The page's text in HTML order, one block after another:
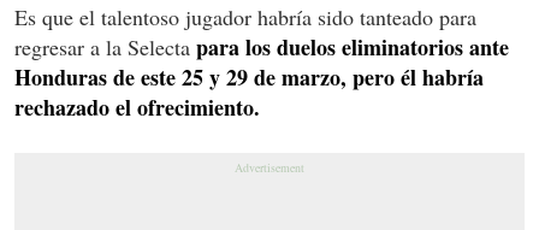
Es que el talentoso jugador habría sido tanteado para
regresar a la Selecta para los duelos eliminatorios ante
Honduras de este 25 y 29 de marzo, pero él habría
rechazado el ofrecimiento.